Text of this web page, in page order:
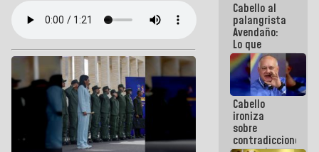
Cabello al
palangrista
Avendaño:
Lo que
vayas a
escribir
hazlo hoy
por que no
sabemos si
la semana
que viene
hay
Cabello
ironiza
sobre
contradicciones